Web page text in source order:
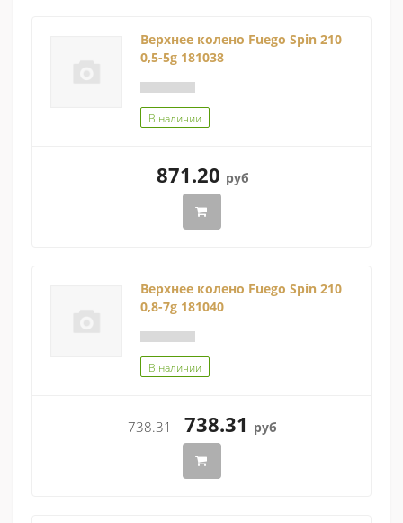
Верхнее колено Fuego Spin 210
0,5-5g 181038
В наличии
871.20 руб
Верхнее колено Fuego Spin 210
0,8-7g 181040
В наличии
738.31 738.31 руб